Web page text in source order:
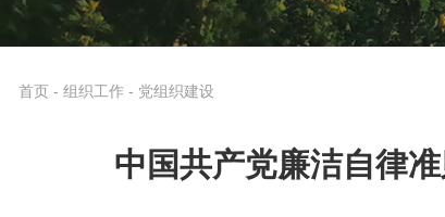
首页 - 组织工作 - 党组织建设
中国共产党廉洁自律